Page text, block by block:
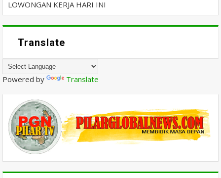
LOWONGAN KERJA HARI INI
Translate
Powered by Translate